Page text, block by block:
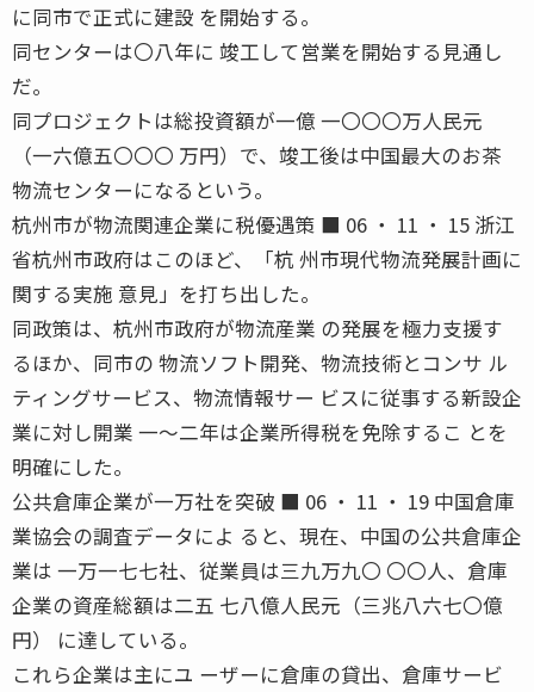
に同市で正式に建設 を開始する。
同センターは〇八年に 竣工して営業を開始する見通し
だ。
同プロジェクトは総投資額が一億 一〇〇〇万人民元
（一六億五〇〇〇 万円）で、竣工後は中国最大のお茶
物流センターになるという。
杭州市が物流関連企業に税優遇策 ■ 06 ・ 11 ・ 15 浙江
省杭州市政府はこのほど、「杭 州市現代物流発展計画に
関する実施 意見」を打ち出した。
同政策は、杭州市政府が物流産業 の発展を極力支援す
るほか、同市の 物流ソフト開発、物流技術とコンサ ル
ティングサービス、物流情報サー ビスに従事する新設企
業に対し開業 一〜二年は企業所得税を免除するこ とを
明確にした。
公共倉庫企業が一万社を突破 ■ 06 ・ 11 ・ 19 中国倉庫
業協会の調査データによ ると、現在、中国の公共倉庫企
業は 一万一七七社、従業員は三九万九〇 〇〇人、倉庫
企業の資産総額は二五 七八億人民元（三兆八六七〇億
円） に達している。
これら企業は主にユ ーザーに倉庫の貸出、倉庫サービ